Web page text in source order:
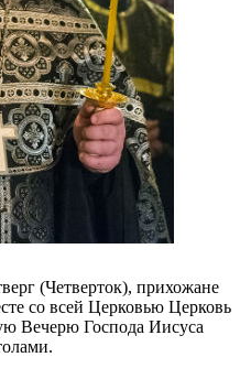
(Четверток), прихожане
со всей Церковью Церковь
Вечерю Господа Иисуса